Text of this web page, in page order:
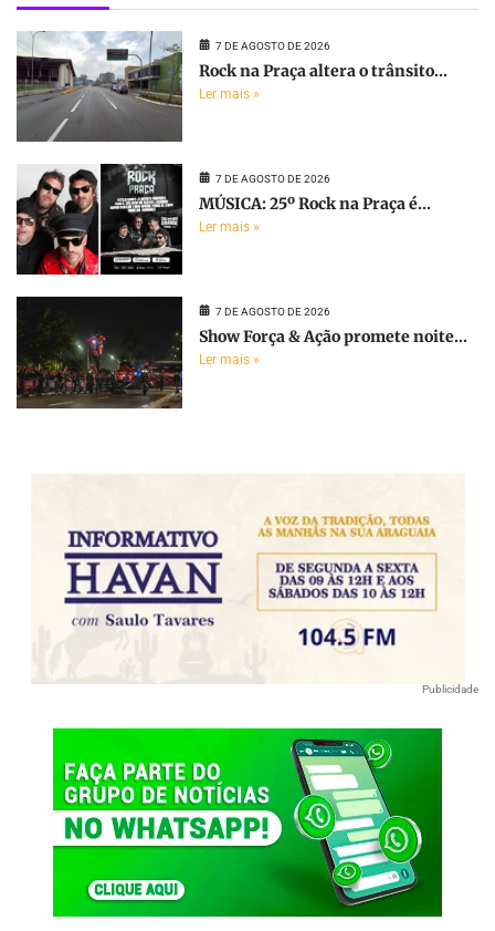
7 DE AGOSTO DE 2026
Rock na Praça altera o trânsito...
Ler mais »
7 DE AGOSTO DE 2026
MÚSICA: 25º Rock na Praça é...
Ler mais »
7 DE AGOSTO DE 2026
Show Força & Ação promete noite...
Ler mais »
Publicidade